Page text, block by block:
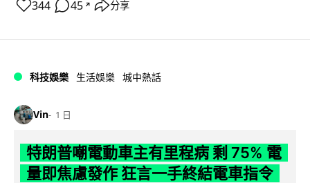
344 45 ↗ 分享
科技娛樂 生活娛樂 城中熱話
Vin 1 日
特朗普嘲電動車主有里程病 剩 75% 電
量即焦慮發作 狂言一手終結電車指令